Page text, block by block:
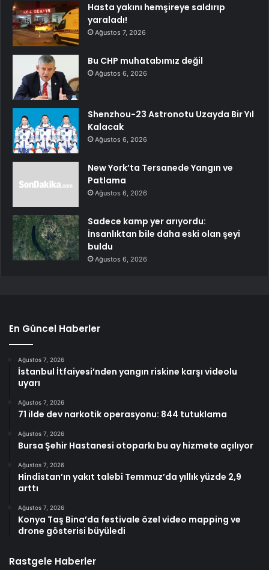
Hasta yakını hemşireye saldırıp
yaraladı!
Ağustos 7, 2026
Bu CHP muhatabımız değil
Ağustos 6, 2026
Shenzhou-23 Astronotu Uzayda Bir Yıl
Kalacak
Ağustos 6, 2026
New York’ta Tersanede Yangın ve
Patlama
Ağustos 6, 2026
Sadece kamp yer arıyordu:
İnsanlıktan bile daha eski olan şeyi
buldu
Ağustos 6, 2026
En Güncel Haberler
Ağustos 7, 2026
İstanbul İtfaiyesi’nden yangın riskine karşı videolu
uyarı
Ağustos 7, 2026
71 ilde dev narkotik operasyonu: 844 tutuklama
Ağustos 7, 2026
Bursa Şehir Hastanesi otoparkı bu ay hizmete açılıyor
Ağustos 7, 2026
Hindistan’ın yakıt talebi Temmuz’da yıllık yüzde 2,9
arttı
Ağustos 7, 2026
Konya Taş Bina’da festivale özel video mapping ve
drone gösterisi büyüledi
Rastgele Haberler